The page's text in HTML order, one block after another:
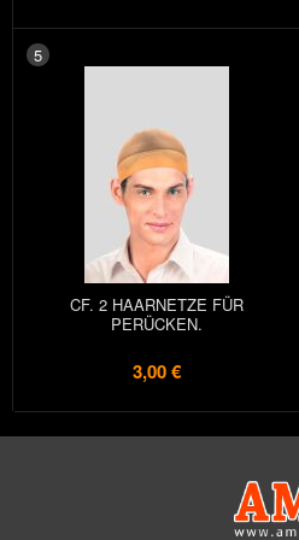
5
CF. 2 HAARNETZE FÜR
PERÜCKEN.
3,00 €